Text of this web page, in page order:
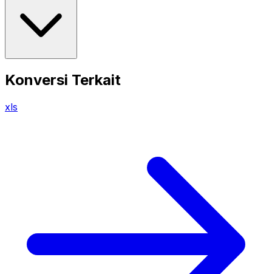
Konversi Terkait
xls